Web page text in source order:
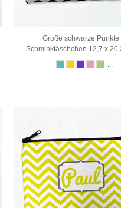
Große schwarze Punkte
Schminktäschchen 12,7 x
...